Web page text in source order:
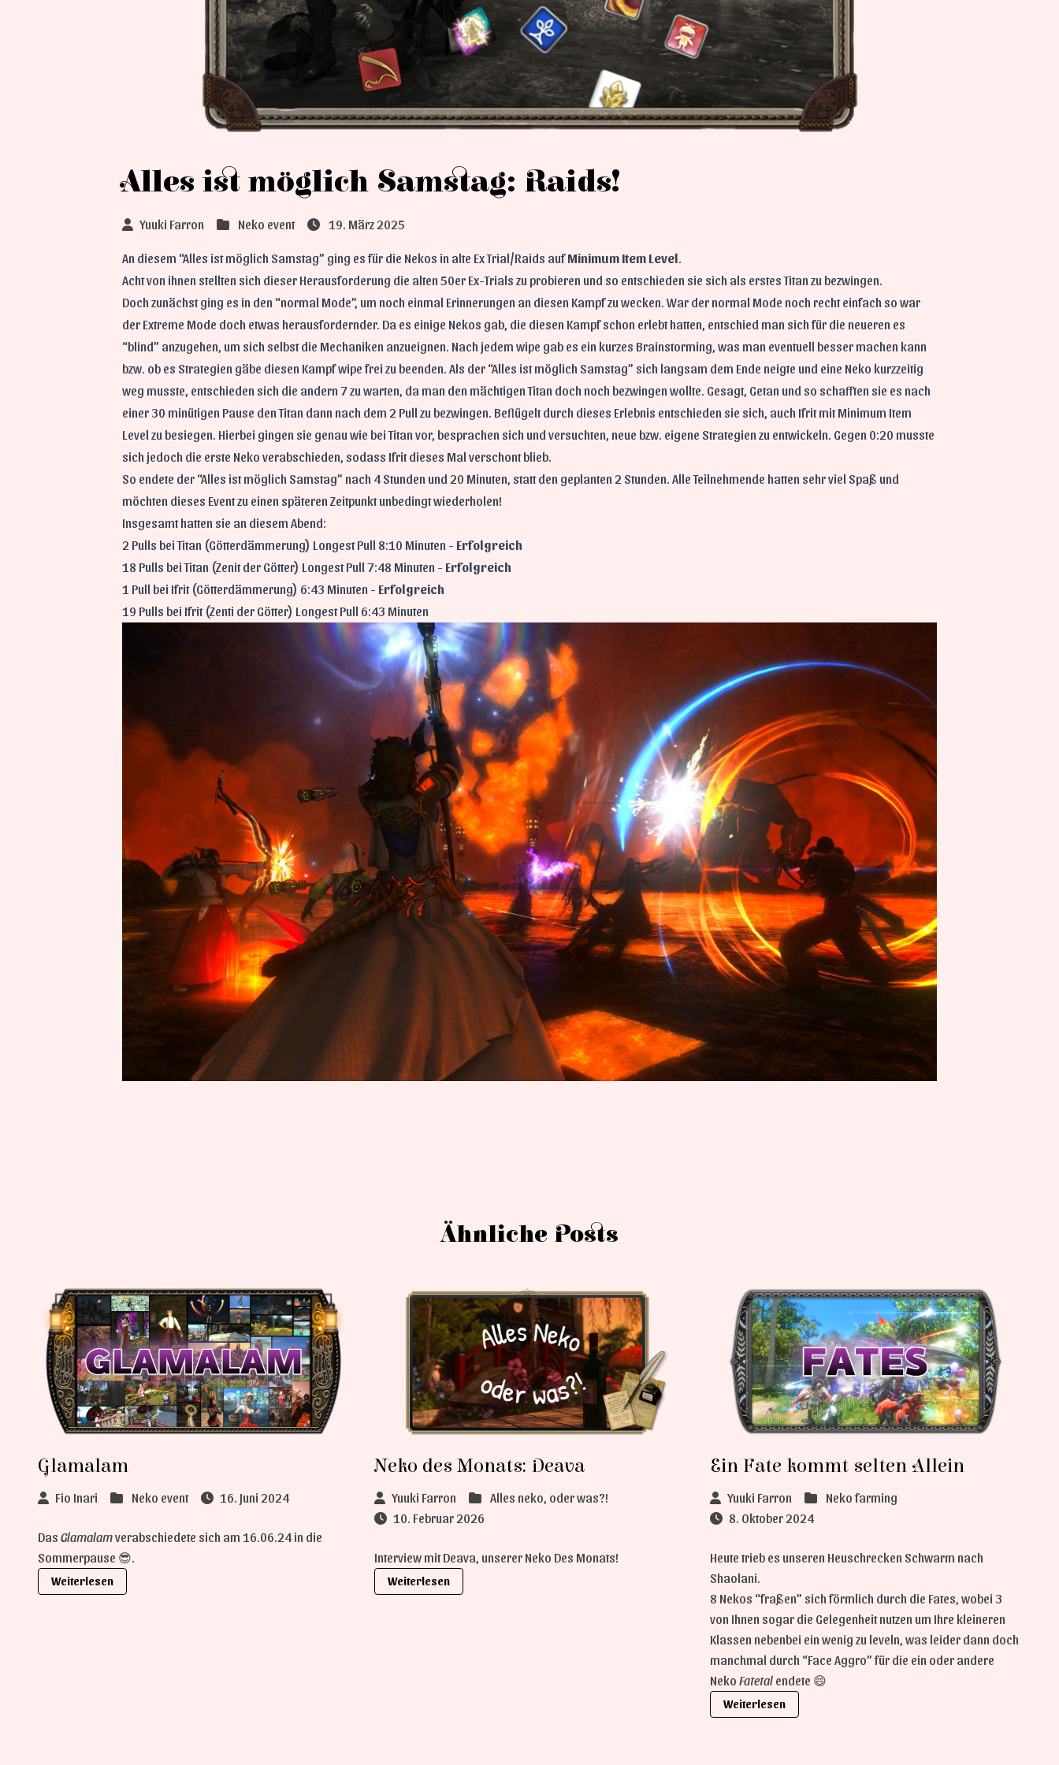
Alles ist möglich Samstag: Raids!
Yuuki Farron Neko event 19. März 2025
An diesem “Alles ist möglich Samstag” ging es für die Nekos in alte Ex Trial/Raids aufMinimum Item Level
Acht von ihnen stellten sich dieser Herausforderung die alten 50er Ex-Trials zu probieren und so entschieden sie sich als erstes Titan zu bezwingen.
Doch zunächst ging es in den “normal Mode”, um noch einmal Erinnerungen an diesen Kampf zu wecken. War der normal Mode noch recht einfach so war
der Extreme Mode doch etwas herausfordernder. Da es einige Nekos gab, die diesen Kampf schon erlebt hatten, entschied man sich für die neueren es
“blind” anzugehen, um sich selbst die Mechaniken anzueignen. Nach jedem wipe gab es ein kurzes Brainstorming, was man eventuell besser machen kann
bzw. ob es Strategien gäbe diesen Kampf wipe frei zu beenden. Als der “Alles ist möglich Samstag” sich langsam dem Ende neigte und eine Neko kurzzeitig
weg musste, entschieden sich die andern 7 zu warten, da man den mächtigen Titan doch noch bezwingen wollte. Gesagt, Getan und so schafften sie es nach
einer 30 minütigen Pause den Titan dann nach dem 2 Pull zu bezwingen. Beflügelt durch dieses Erlebnis entschieden sie sich, auch Ifrit mit Minimum Item
Level zu besiegen. Hierbei gingen sie genau wie bei Titan vor, besprachen sich und versuchten, neue bzw. eigene Strategien zu entwickeln. Gegen 0:20 musste
sich jedoch die erste Neko verabschieden, sodass Ifrit dieses Mal verschont blieb.
So endete der “Alles ist möglich Samstag” nach 4 Stunden und 20 Minuten, statt den geplanten 2 Stunden. Alle Teilnehmende hatten sehr viel Spaß und
möchten dieses Event zu einen späteren Zeitpunkt unbedingt wiederholen!
Insgesamt hatten sie an diesem Abend:
2 Pulls bei Titan (Götterdämmerung) Longest Pull 8:10 Minuten - Erfolgreich
18 Pulls bei Titan (Zenit der Götter) Longest Pull 7:48 Minuten - Erfolgreich
1 Pull bei Ifrit (Götterdämmerung) 6:43 Minuten - Erfolgreich
19 Pulls bei Ifrit (Zenti der Götter) Longest Pull 6:43 Minuten
Ähnliche Posts
Glamalam
Fio Inari Neko event 16. Juni 2024
Das Glamalamverabschiedete sich am 16.06.24 in die
Sommerpause 😎.
Weiterlesen
Neko des Monats: Deava
Yuuki Farron
Alles neko, oder was?!
10. Februar 2026
Interview mit Deava, unserer Neko Des Monats!
Weiterlesen
Ein Fate kommt selten Allein
Yuuki Farron
Neko farming
8. Oktober 2024
Heute trieb es unseren Heuschrecken Schwarm nach
Shaolani.
8 Nekos “fraßen” sich förmlich durch die Fates, wobei 3
von Ihnen sogar die Gelegenheit nutzen um Ihre kleineren
Klassen nebenbei ein wenig zu leveln, was leider dann doch
manchmal durch “Face Aggro” für die ein oder andere
NekoFatetal endete 😄
Weiterlesen